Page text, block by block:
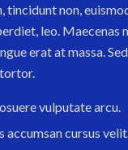
tincidunt non,
leo. Maecenas
erat at massa.
vulputate arcu.
accumsan cursus